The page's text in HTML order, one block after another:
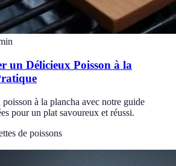
un Délicieux Poisson à la
à la plancha avec notre guide
pour un plat savoureux et réussi.
de poissons